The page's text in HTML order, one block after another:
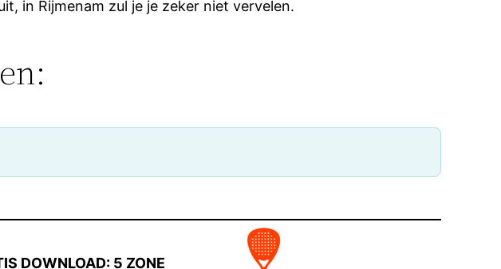
in Rijmenam zul je je zeker niet vervelen.
DOWNLOAD: 5 ZONE